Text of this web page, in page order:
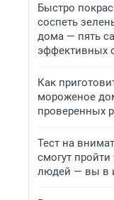
Быстро
соспеть
дома — пять
эффективных
Как
мороженое
проверенных
Тест на
смогут пройти
людей — вы в